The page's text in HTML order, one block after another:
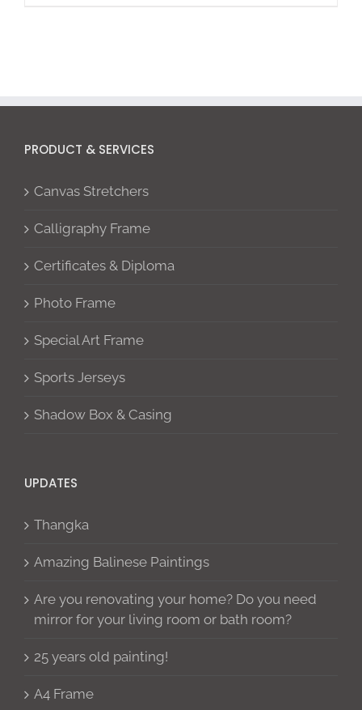
PRODUCT & SERVICES
Canvas Stretchers
Calligraphy Frame
Certificates & Diploma
Photo Frame
Special Art Frame
Sports Jerseys
Shadow Box & Casing
UPDATES
Thangka
Amazing Balinese Paintings
Are you renovating your home? Do you need
mirror for your living room or bath room?
25 years old painting!
A4 Frame